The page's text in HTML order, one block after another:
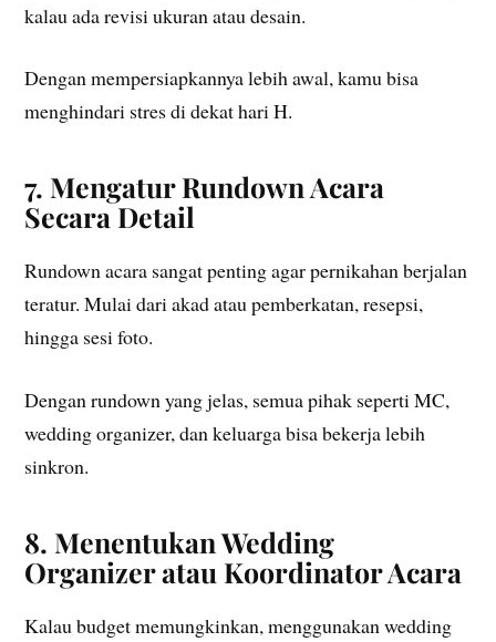
kalau ada revisi ukuran atau desain.
Dengan mempersiapkannya lebih awal, kamu bisa
menghindari stres di dekat hari H.
7. Mengatur Rundown Acara
Secara Detail
Rundown acara sangat penting agar pernikahan berjalan
teratur. Mulai dari akad atau pemberkatan, resepsi,
hingga sesi foto.
Dengan rundown yang jelas, semua pihak seperti MC,
wedding organizer, dan keluarga bisa bekerja lebih
sinkron.
8. Menentukan Wedding
Organizer atau Koordinator Acara
Kalau budget memungkinkan, menggunakan wedding